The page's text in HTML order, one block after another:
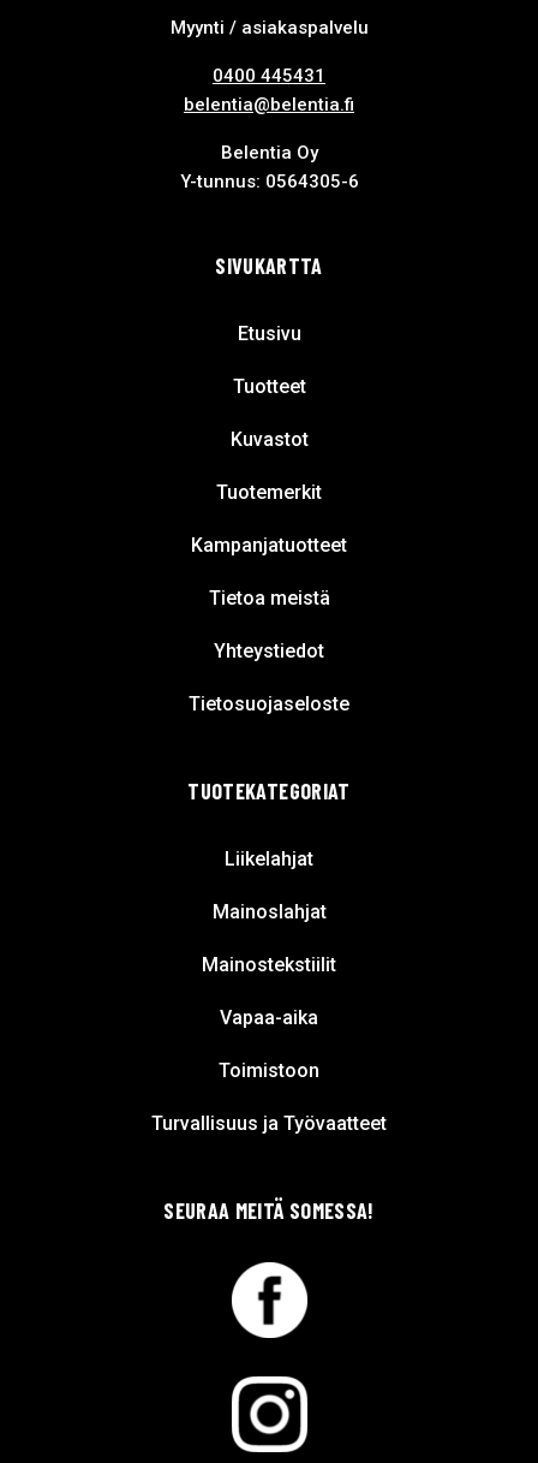
Myynti / asiakaspalvelu
0400 445431
belentia@belentia.fi
Belentia Oy
Y-tunnus: 0564305-6
SIVUKARTTA
Etusivu
Tuotteet
Kuvastot
Tuotemerkit
Kampanjatuotteet
Tietoa meistä
Yhteystiedot
Tietosuojaseloste
TUOTEKATEGORIAT
Liikelahjat
Mainoslahjat
Mainostekstiilit
Vapaa-aika
Toimistoon
Turvallisuus ja Työvaatteet
SEURAA MEITÄ SOMESSA!